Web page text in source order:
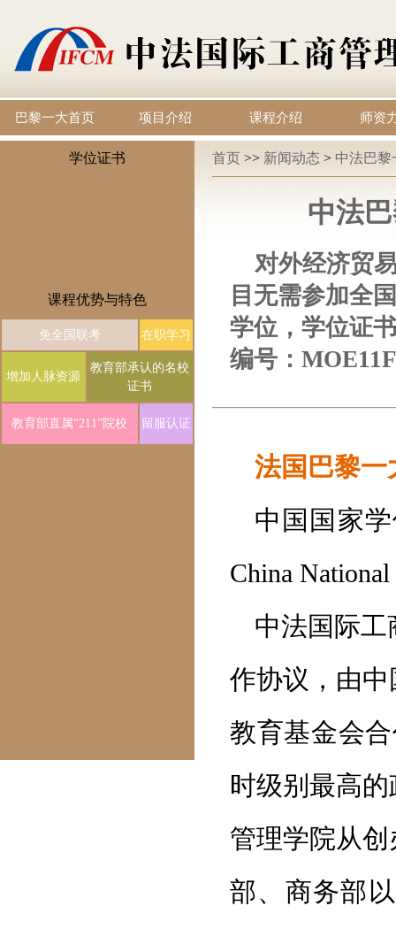
巴黎一大首页 项目介绍 课程介绍 师资
学位证书
课程优势与特色
免全国联考 在职学习
增加人脉资源
教育部承认的名校
证书
教育部直属“211”院校 留服认证
首页 >> 新闻动态 > 中法巴黎
中法
对外经济贸
目无需参加全
学位，学位证
编号：
法国巴黎
中国国家学
China
中法国际
作协议，由
教育基金会
时级别最高
管理学院从
部、商务部